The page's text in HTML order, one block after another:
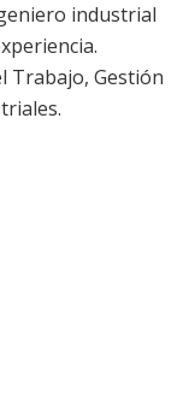
industrial
Trabajo, Gestión